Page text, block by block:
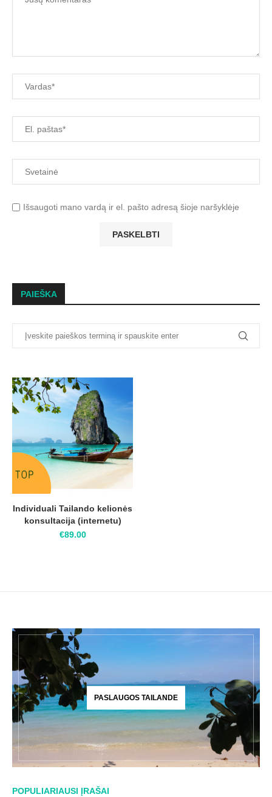
Išsaugoti mano vardą ir el. pašto adresą šioje naršyklėje
PAIEŠKA
Individuali Tailando kelionės
konsultacija (internetu)
€89.00
PASLAUGOS TAILANDE
POPULIARIAUSI ĮRAŠAI